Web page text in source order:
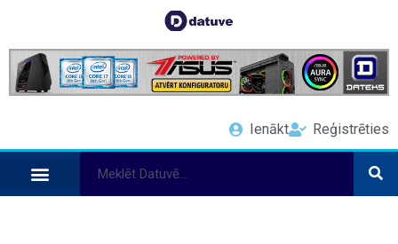
Ienākt Reģistrēties